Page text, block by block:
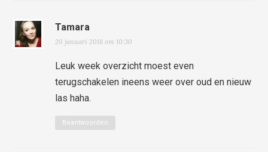
Tamara
20 januari 2018 om 10:30
Leuk week overzicht moest even
terugschakelen ineens weer over oud en nieuw
las haha.
Beantwoorden